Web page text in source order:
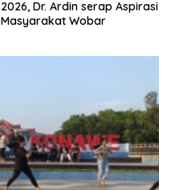
2026, Dr. Ardin serap Aspirasi
Masyarakat Wobar